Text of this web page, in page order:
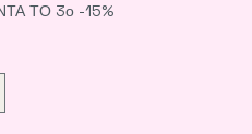
ΤΟ 3ο -15%